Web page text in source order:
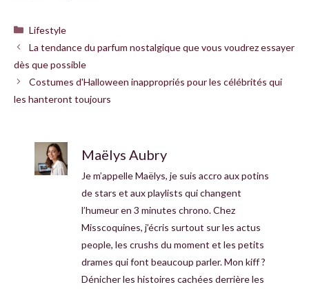
Catégories
Lifestyle
La tendance du parfum nostalgique que vous voudrez essayer
dès que possible
Costumes d'Halloween inappropriés pour les célébrités qui
les hanteront toujours
Maëlys Aubry
Je m’appelle Maëlys, je suis accro aux potins
de stars et aux playlists qui changent
l’humeur en 3 minutes chrono. Chez
Misscoquines, j’écris surtout sur les actus
people, les crushs du moment et les petits
drames qui font beaucoup parler. Mon kiff ?
Dénicher les histoires cachées derrière les